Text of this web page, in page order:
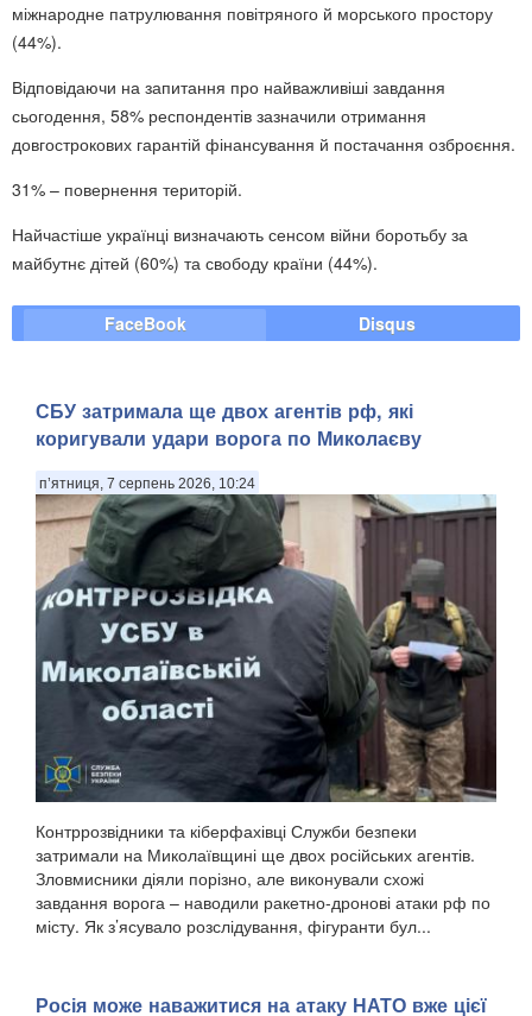
міжнародне патрулювання повітряного й морського простору
(44%).
Відповідаючи на запитання про найважливіші завдання
сьогодення, 58% респондентів зазначили отримання
довгострокових гарантій фінансування й постачання озброєння.
31% – повернення територій.
Найчастіше українці визначають сенсом війни боротьбу за
майбутнє дітей (60%) та свободу країни (44%).
FaceBook Disqus
СБУ затримала ще двох агентів рф, які
коригували удари ворога по Миколаєву
п’ятниця, 7 серпень 2026, 10:24
Контррозвідники та кіберфахівці Служби безпеки
затримали на Миколаївщині ще двох російських агентів.
Зловмисники діяли порізно, але виконували схожі
завдання ворога – наводили ракетно-дронові атаки рф по
місту. Як з’ясувало розслідування, фігуранти бул...
Росія може наважитися на атаку НАТО вже цієї